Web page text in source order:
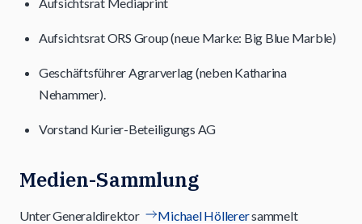
Aufsichtsrat ORS Group (neue Marke: Big Blue Marble)
Geschäftsführer Agrarverlag (neben Katharina
Nehammer).
Vorstand Kurier-Beteiligungs AG
Medien-Sammlung
Unter Generaldirektor Michael Höllerersammelt